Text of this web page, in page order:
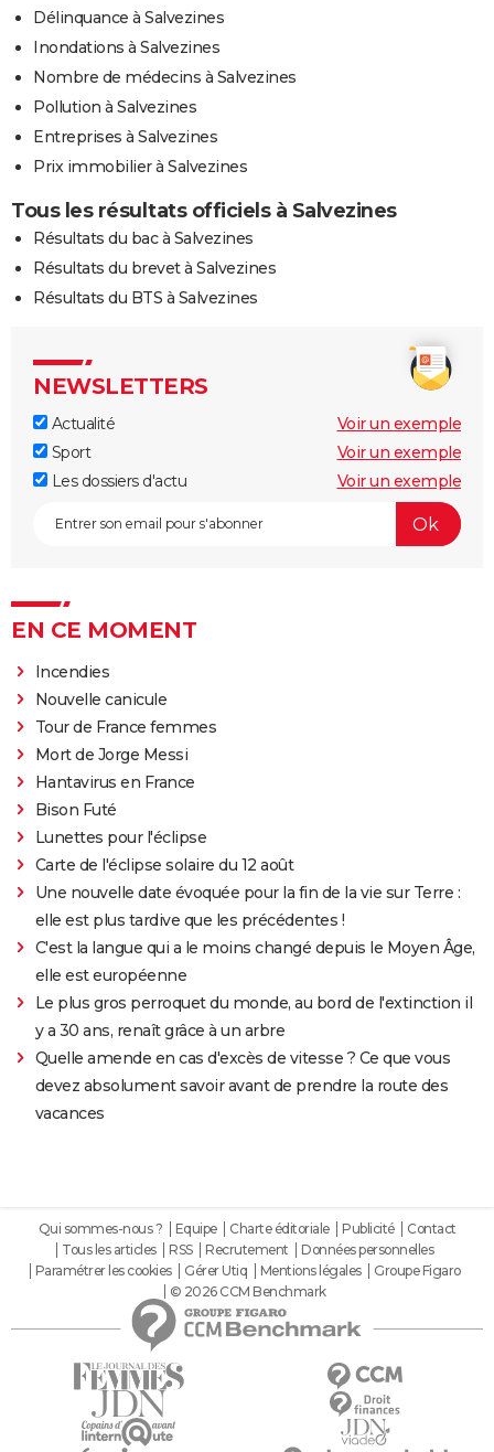
Délinquance à Salvezines
Inondations à Salvezines
Nombre de médecins à Salvezines
Pollution à Salvezines
Entreprises à Salvezines
Prix immobilier à Salvezines
Tous les résultats officiels à Salvezines
Résultats du bac à Salvezines
Résultats du brevet à Salvezines
Résultats du BTS à Salvezines
NEWSLETTERS
Actualité
Voir un exemple
Sport
Voir un exemple
Les dossiers d'actu
Voir un exemple
EN CE MOMENT
Incendies
Nouvelle canicule
Tour de France femmes
Mort de Jorge Messi
Hantavirus en France
Bison Futé
Lunettes pour l'éclipse
Carte de l'éclipse solaire du 12 août
Une nouvelle date évoquée pour la fin de la vie sur Terre :
elle est plus tardive que les précédentes !
C'est la langue qui a le moins changé depuis le Moyen Âge,
elle est européenne
Le plus gros perroquet du monde, au bord de l'extinction il
y a 30 ans, renaît grâce à un arbre
Quelle amende en cas d'excès de vitesse ? Ce que vous
devez absolument savoir avant de prendre la route des
vacances
Qui sommes-nous ? Equipe Charte éditoriale Publicité
Contact
Tous les articles
RSS Recrutement
Données personnelles
Paramétrer les cookies
Gérer Utiq Mentions légales
Groupe Figaro
© 2026 CCM Benchmark